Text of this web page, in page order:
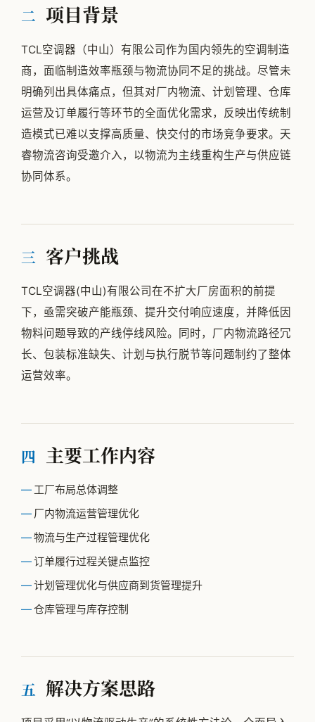
二 项目背景
TCL空调器（中山）有限公司作为国内领先的空调制造
商，面临制造效率瓶颈与物流协同不足的挑战。尽管未
明确列出具体痛点，但其对厂内物流、计划管理、仓库
运营及订单履行等环节的全面优化需求，反映出传统制
造模式已难以支撑高质量、快交付的市场竞争要求。天
睿物流咨询受邀介入，以物流为主线重构生产与供应链
协同体系。
三 客户挑战
TCL空调器(中山)有限公司在不扩大厂房面积的前提
下，亟需突破产能瓶颈、提升交付响应速度，并降低因
物料问题导致的产线停线风险。同时，厂内物流路径冗
长、包装标准缺失、计划与执行脱节等问题制约了整体
运营效率。
四 主要工作内容
工厂布局总体调整
厂内物流运营管理优化
物流与生产过程管理优化
订单履行过程关键点监控
计划管理优化与供应商到货管理提升
仓库管理与库存控制
五 解决方案思路